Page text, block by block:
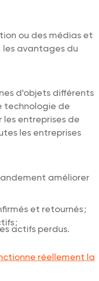
ou des médias et
les avantages du
d'objets différents
technologie de
entreprises de
les entreprises
améliorer
et retournés ;
;
actifs perdus.
réellement la